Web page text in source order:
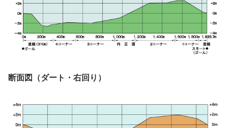
断面図（ダート・右回り）